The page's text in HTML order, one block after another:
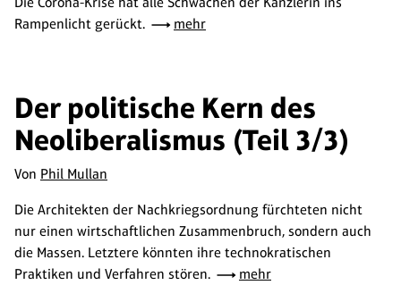
Rampenlicht gerückt.
mehr
Der politische Kern des
Neoliberalismus (Teil 3/3)
Von Phil Mullan
Die Architekten der Nachkriegsordnung fürchteten nicht
nur einen wirtschaftlichen Zusammenbruch, sondern auch
die Massen. Letztere könnten ihre technokratischen
Praktiken und Verfahren stören.
mehr